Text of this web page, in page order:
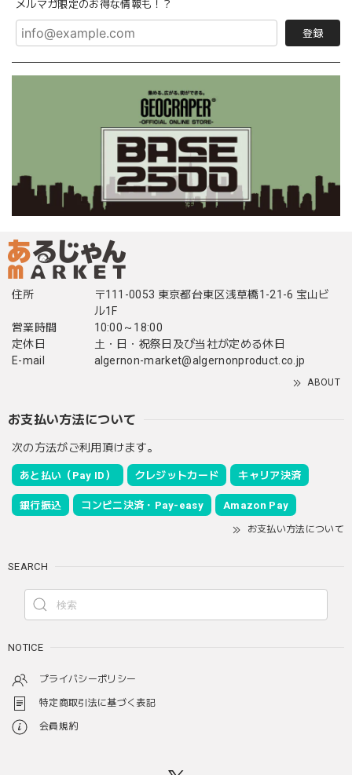
メルマガ限定のお得な情報も！？
登録
住所
〒111-0053 東京都台東区浅草橋1-21-6 宝山ビ
ル1F
営業時間
10:00～18:00
定休日
土・日・祝祭日及び当社が定める休日
E-mail
algernon-market@algernonproduct.co.jp
ABOUT
お支払い方法について
次の方法がご利用頂けます。
あと払い（Pay ID） クレジットカード キャリア決済
銀行振込 コンビニ決済・Pay-easy Amazon Pay
お支払い方法について
SEARCH
NOTICE
プライバシーポリシー
特定商取引法に基づく表記
会員規約